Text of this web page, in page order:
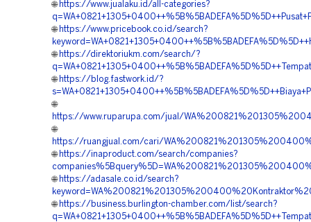
🌐 https://www.jualaku.id/all-categories?
🌐 https://www.pricebook.co.id/search?
🌐 https://direktoriukm.com/search/?
🌐 https://blog.fastwork.id/?
🌐
https://www.ruparupa.com/jual/
🌐
https://ruangjual.com/cari/
🌐 https://inaproduct.com/search/companies?
🌐 https://adasale.co.id/search?
🌐 https://business.burlington-chamber.com/list/search?